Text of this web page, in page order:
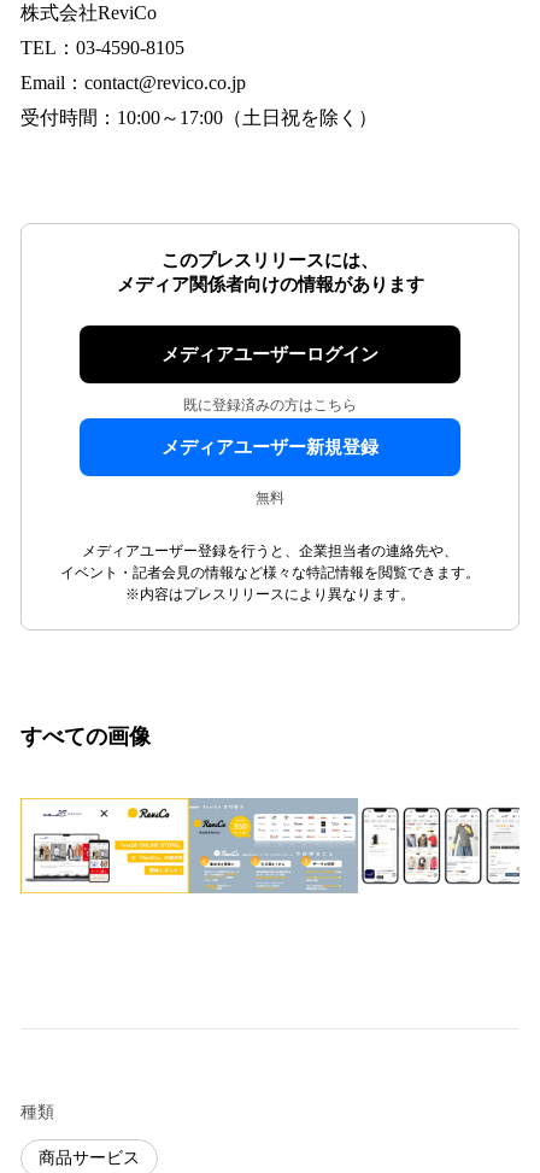
株式会社ReviCo
TEL：03-4590-8105
Email：contact@revico.co.jp
受付時間：10:00～17:00（土日祝を除く）
このプレスリリースには、
メディア関係者向けの情報があります
メディアユーザーログイン
既に登録済みの方はこちら
メディアユーザー新規登録
無料
メディアユーザー登録を行うと、企業担当者の連絡先や、
イベント・記者会見の情報など様々な特記情報を閲覧できます。
※内容はプレスリリースにより異なります。
すべての画像
種類
商品サービス